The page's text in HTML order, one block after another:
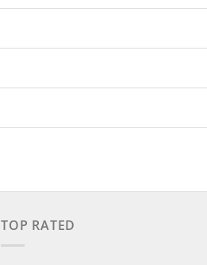
TOP RATED